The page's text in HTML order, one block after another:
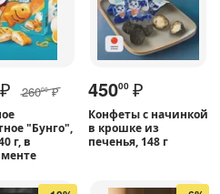
₽ 26000 ₽
"Бунго",
г, в
45000 ₽
Конфеты с начинкой
в крошке из
печенья, 148 г